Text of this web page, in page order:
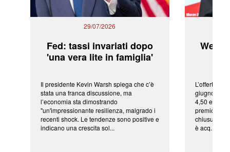
29/07/2026
Fed: tassi invariati dopo
'una vera lite in famiglia'
Il presidente Kevin Warsh spiega che c’è
stata una franca discussione, ma
l’economia sta dimostrando
"un'impressionante resilienza, malgrado i
recenti shock. Le tendenze sono positive e
indicano una crescita sol...
L’offerta
giugno da
4,50 euro
premio di
chiusura
è acq...